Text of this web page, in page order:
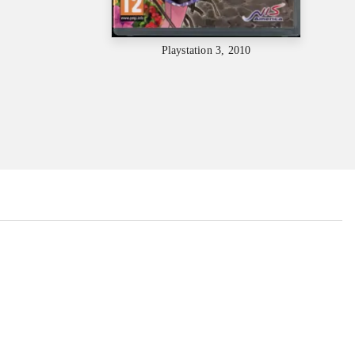
Playstation 3, 2010